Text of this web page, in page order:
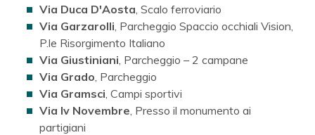
Via Duca D'Aosta , Scalo ferroviario
Via Garzarolli , Parcheggio Spaccio occhiali Vision,
P.le Risorgimento Italiano
Via Giustiniani , Parcheggio – 2 campane
Via Grado , Parcheggio
Via Gramsci , Campi sportivi
Via Iv Novembre , Presso il monumento ai
partigiani